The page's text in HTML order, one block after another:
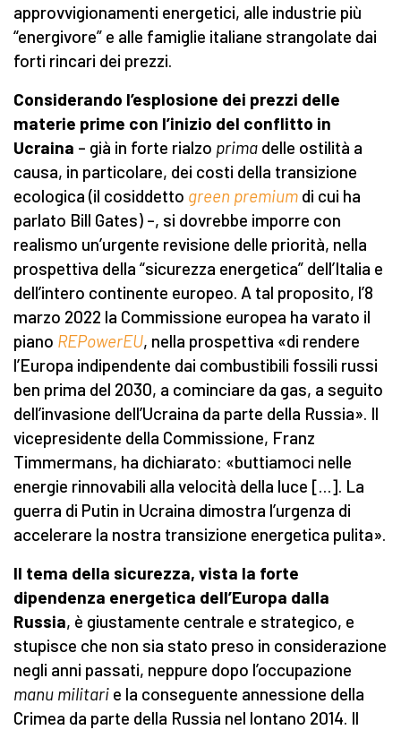
approvvigionamenti energetici, alle industrie più
“energivore” e alle famiglie italiane strangolate dai
forti rincari dei prezzi.
Considerando l’esplosione dei prezzi delle
materie prime con l’inizio del conflitto in
Ucraina – già in forte rialzo prima delle ostilità a
causa, in particolare, dei costi della transizione
ecologica (il cosiddetto green premium di cui ha
parlato Bill Gates) –, si dovrebbe imporre con
realismo un’urgente revisione delle priorità, nella
prospettiva della “sicurezza energetica” dell’Italia e
dell’intero continente europeo. A tal proposito, l’8
marzo 2022 la Commissione europea ha varato il
piano REPowerEU, nella prospettiva «di rendere
l’Europa indipendente dai combustibili fossili russi
ben prima del 2030, a cominciare da gas, a seguito
dell’invasione dell’Ucraina da parte della Russia». Il
vicepresidente della Commissione, Franz
Timmermans, ha dichiarato: «buttiamoci nelle
energie rinnovabili alla velocità della luce […]. La
guerra di Putin in Ucraina dimostra l’urgenza di
accelerare la nostra transizione energetica pulita».
Il tema della sicurezza, vista la forte
dipendenza energetica dell’Europa dalla
Russia, è giustamente centrale e strategico, e
stupisce che non sia stato preso in considerazione
negli anni passati, neppure dopo l’occupazione
manu militari e la conseguente annessione della
Crimea da parte della Russia nel lontano 2014. Il